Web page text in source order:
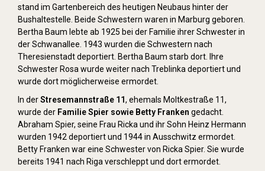
stand im Gartenbereich des heutigen Neubaus hinter der
Bushaltestelle. Beide Schwestern waren in Marburg geboren.
Bertha Baum lebte ab 1925 bei der Familie ihrer Schwester in
der Schwanallee. 1943 wurden die Schwestern nach
Theresienstadt deportiert. Bertha Baum starb dort. Ihre
Schwester Rosa wurde weiter nach Treblinka deportiert und
wurde dort möglicherweise ermordet.
In derStresemannstraße 11, ehemals Moltkestraße 11,
wurde der Familie Spier sowie Betty Franken gedacht.
Abraham Spier, seine Frau Ricka und ihr Sohn Heinz Hermann
wurden 1942 deportiert und 1944 in Ausschwitz ermordet.
Betty Franken war eine Schwester von Ricka Spier. Sie wurde
bereits 1941 nach Riga verschleppt und dort ermordet.